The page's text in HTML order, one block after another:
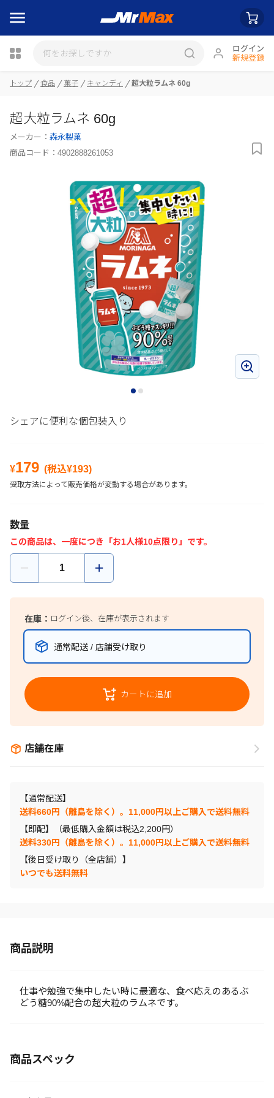
ログイン
新規登録
瓶詰
トップ 食品 菓子 キャンディ 超大粒ラムネ 60g
超大粒ラムネ 60g
メーカー： 森永製菓
商品コード： 4902888261053
シェアに便利な個包装入り
¥179 (税込¥193)
受取方法によって販売価格が変動する場合があります。
数量
この商品は、一度につき「お1人様10点限り」です。
在庫： ログイン後、在庫が表示されます
通常配送 / 店舗受け取り
カートに追加
店舗在庫
【通常配送】
送料660円（離島を除く）。11,000円以上ご購入で送料無料
【即配】（最低購入金額は税込2,200円）
送料330円（離島を除く）。11,000円以上ご購入で送料無料
【後日受け取り（全店舗）】
いつでも送料無料
商品説明
仕事や勉強で集中したい時に最適な、食べ応えのあるぶ
どう糖90%配合の超大粒のラムネです。
商品スペック